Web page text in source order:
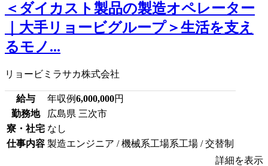
＜ダイカスト製品の製造オペレーター
｜大手リョービグループ＞生活を支え
るモノ...
リョービミラサカ株式会社
給与 年収例6,000,000円
勤務地
広島県 三次市
寮・社宅 なし
仕事内容 製造エンジニア / 機械系工場系工場 / 交替制
詳細を表示